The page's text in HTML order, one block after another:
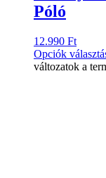
Póló
12.990 Ft
Opciók
változatok a